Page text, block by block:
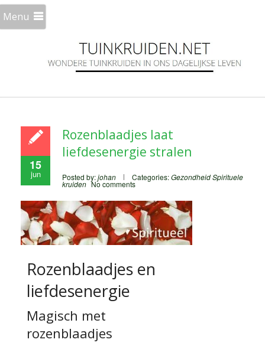
Menu
15
jun
Rozenblaadjes laat
liefdesenergie stralen
Posted by:johan Categories:GezondheidSpirituele
kruiden No comments
Rozenblaadjes en
liefdesenergie
Magisch met
rozenblaadjes